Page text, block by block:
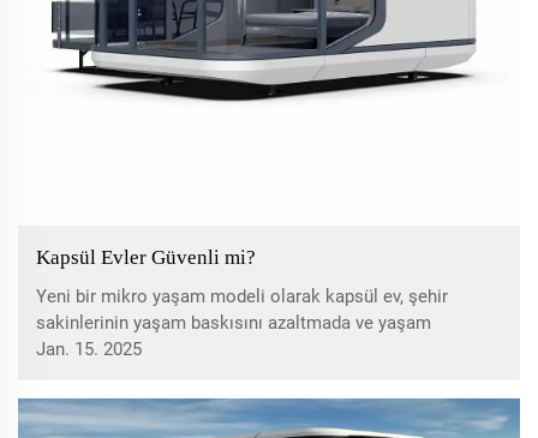
Kapsül Evler Güvenli mi?
Yeni bir mikro yaşam modeli olarak kapsül ev, şehir
sakinlerinin yaşam baskısını azaltmada ve yaşam
maliyetini düşürmede olumlu bir öneme sahiptir. Ancak
dikkat çekmeye başlamıştır...
Jan. 15. 2025